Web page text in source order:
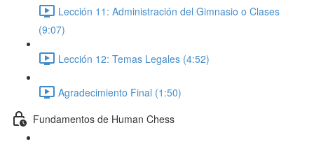
Lección 11: Administración del Gimnasio o Clases
(9:07)
Lección 12: Temas Legales (4:52)
Agradecimiento Final (1:50)
Fundamentos de Human Chess